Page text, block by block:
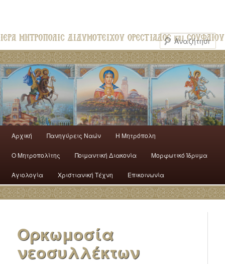
Αρχική Πανηγύρεις Ναών H Mητρόπολη
Ο Mητροπολίτης Ποιμαντική Διακονία Μορφωτικό Ίδρυμα
Αγιολογία Χριστιανική Τέχνη Επικοινωνία
Ορκωμοσία
νεοσυλλέκτων